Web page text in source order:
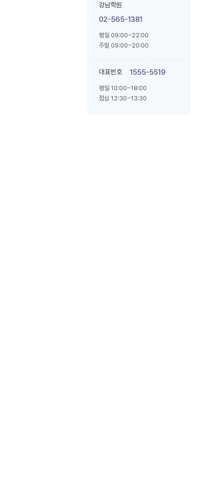
강남학원
02-565-1381
평일 09:00~22:00
주말 09:00~20:00
대표번호 1555-5519
평일 10:00~18:00
점심 12:30~13:30